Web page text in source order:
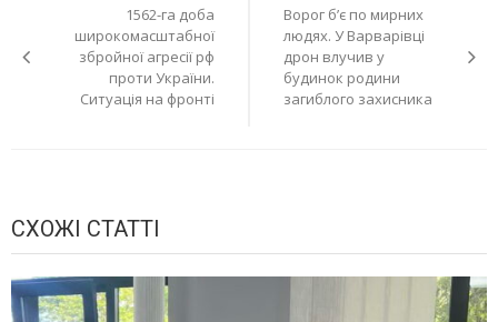
записів1562-га доба
широкомасштабної
збройної агресії рф
проти України.
Ситуація на фронті
Ворог б’є по мирних
людях. У Варварівці
дрон влучив у
будинок родини
загиблого захисника
СХОЖІ СТАТТІ